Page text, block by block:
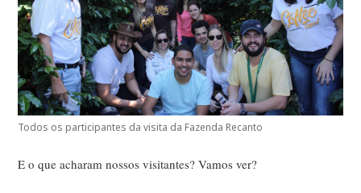
Todos os participantes da visita da Fazenda Recanto
E o que acharam nossos visitantes? Vamos ver?